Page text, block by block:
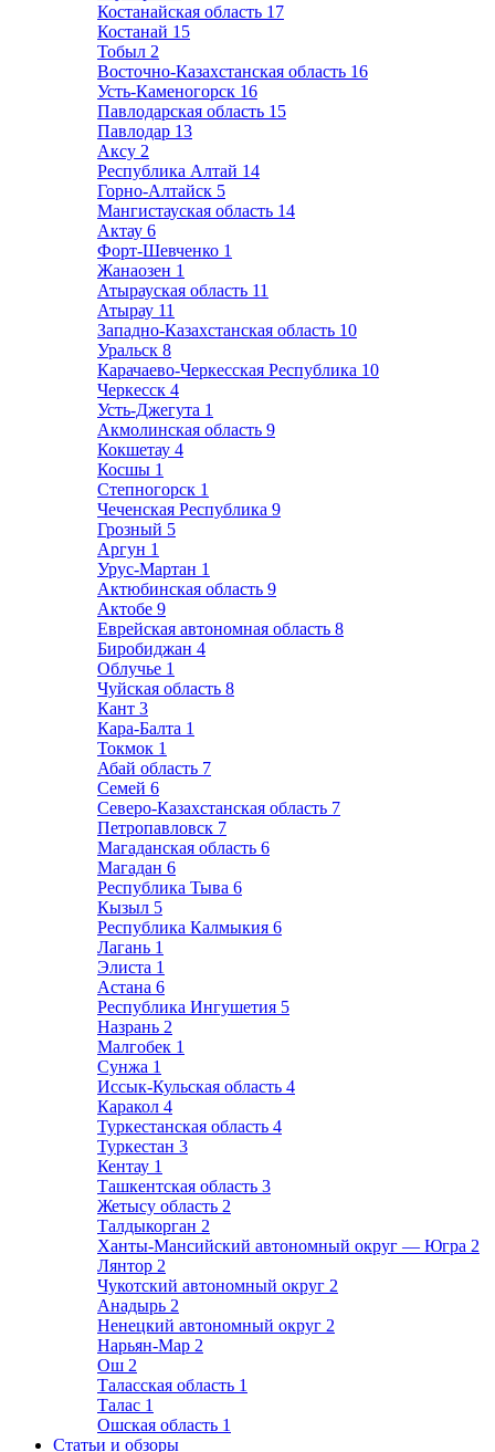
Костанайская область 17
Костанай 15
Тобыл 2
Восточно-Казахстанская область 16
Усть-Каменогорск 16
Павлодарская область 15
Павлодар 13
Аксу 2
Республика Алтай 14
Горно-Алтайск 5
Мангистауская область 14
Актау 6
Форт-Шевченко 1
Жанаозен 1
Атырауская область 11
Атырау 11
Западно-Казахстанская область 10
Уральск 8
Карачаево-Черкесская Республика 10
Черкесск 4
Усть-Джегута 1
Акмолинская область 9
Кокшетау 4
Косшы 1
Степногорск 1
Чеченская Республика 9
Грозный 5
Аргун 1
Урус-Мартан 1
Актюбинская область 9
Актобе 9
Еврейская автономная область 8
Биробиджан 4
Облучье 1
Чуйская область 8
Кант 3
Кара-Балта 1
Токмок 1
Абай область 7
Семей 6
Северо-Казахстанская область 7
Петропавловск 7
Магаданская область 6
Магадан 6
Республика Тыва 6
Кызыл 5
Республика Калмыкия 6
Лагань 1
Элиста 1
Астана 6
Республика Ингушетия 5
Назрань 2
Малгобек 1
Сунжа 1
Иссык-Кульская область 4
Каракол 4
Туркестанская область 4
Туркестан 3
Кентау 1
Ташкентская область 3
Жетысу область 2
Талдыкорган 2
Ханты-Мансийский автономный округ — Югра 2
Лянтор 2
Чукотский автономный округ 2
Анадырь 2
Ненецкий автономный округ 2
Нарьян-Мар 2
Ош 2
Таласская область 1
Талас 1
Ошская область 1
Статьи и обзоры